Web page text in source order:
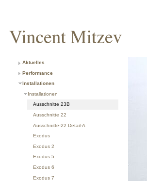
Aktuelles
Performance
Installationen
Installationen
Ausschnitte 23B
Ausschnitte 22
Ausschnitte-22 Detail-A
Exodus
Exodus 2
Exodus 5
Exodus 6
Exodus 7